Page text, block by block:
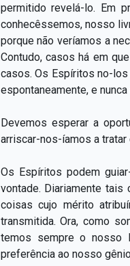
permitido revelá-lo. Em
conhecêssemos, nosso
porque não veríamos a
Contudo, casos há em
casos. Os Espíritos no-
espontaneamente, e
Devemos esperar a
arriscar-nos-íamos a
Os Espíritos podem
vontade. Diariamente
coisas cujo mérito
transmitida. Ora, como
temos sempre o nosso
preferência ao nosso